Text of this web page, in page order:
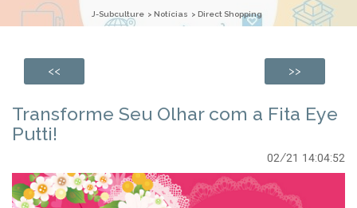
J-Subculture Notícias Direct Shopping
<< >>
Transforme Seu Olhar com a Fita Eye
Putti!
02/21 14:04:52